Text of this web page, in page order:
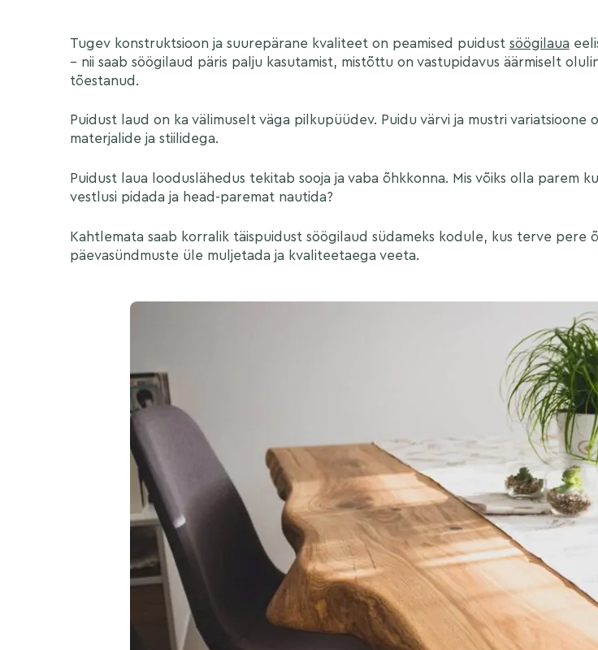
Tugev konstruktsioon ja suurepärane kvaliteet on peamised puidust söögilaua
– nii saab söögilaud päris palju kasutamist, mistõttu on vastupidavus äärmiselt
tõestanud.
Puidust laud on ka välimuselt väga pilkupüüdev. Puidu värvi ja mustri
materjalide ja stiilidega.
Puidust laua looduslähedus tekitab sooja ja vaba õhkkonna. Mis võiks olla parem
vestlusi pidada ja head-paremat nautida?
Kahtlemata saab korralik täispuidust söögilaud südameks kodule, kus terve
päevasündmuste üle muljetada ja kvaliteetaega veeta.